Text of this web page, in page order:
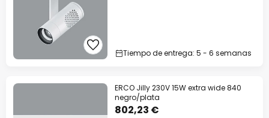
Tiempo de entrega: 5 - 6 semanas
ERCO Jilly 230V 15W extra wide 840
negro/plata
802,23 €